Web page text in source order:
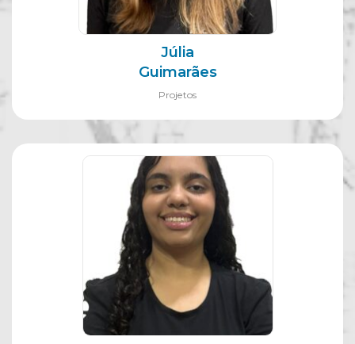
Júlia
Guimarães
Projetos